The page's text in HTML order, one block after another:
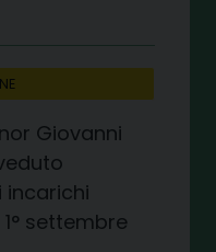
Giovanni
incarichi
settembre